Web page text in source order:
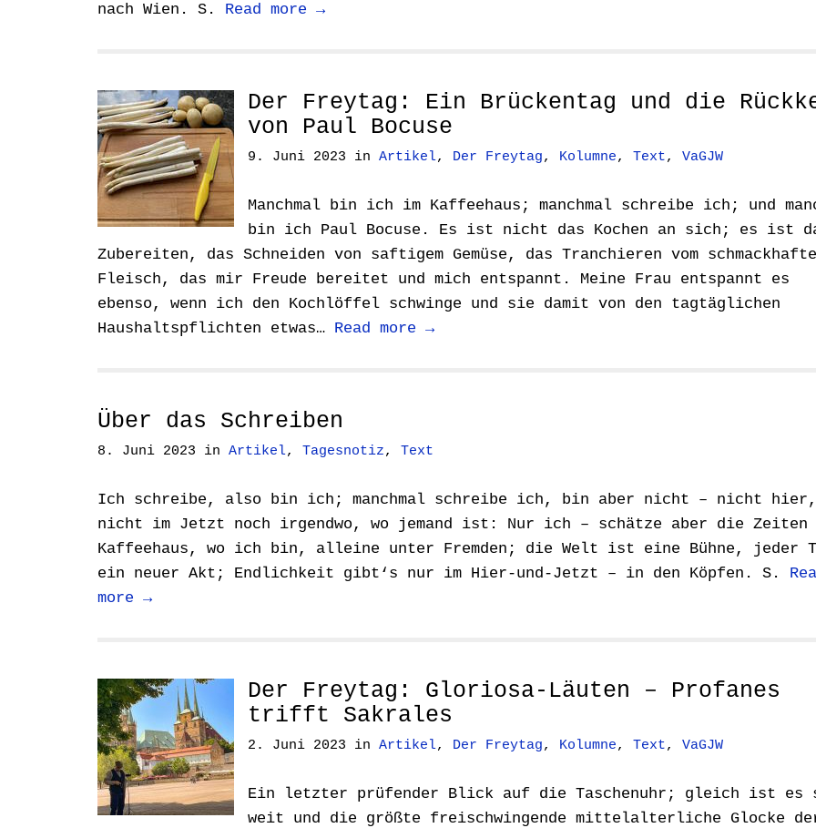
nach Wien. S. Read more →
Der Freytag: Ein Brückentag und die
von Paul Bocuse
9. Juni 2023 in Artikel, Der Freytag, Kolumne, Text, VaGJW
Manchmal bin ich im Kaffeehaus; manchmal schreibe ich; und
bin ich Paul Bocuse. Es ist nicht das Kochen an sich; es ist
Zubereiten, das Schneiden von saftigem Gemüse, das Tranchieren vom
Fleisch, das mir Freude bereitet und mich entspannt. Meine Frau entspannt es
ebenso, wenn ich den Kochlöffel schwinge und sie damit von den tagtäglichen
Haushaltspflichten etwas… Read more →
Über das Schreiben
8. Juni 2023 in Artikel, Tagesnotiz, Text
Ich schreibe, also bin ich; manchmal schreibe ich, bin aber nicht – nicht hier,
nicht im Jetzt noch irgendwo, wo jemand ist: Nur ich – schätze aber die Zeiten
Kaffeehaus, wo ich bin, alleine unter Fremden; die Welt ist eine Bühne, jeder
ein neuer Akt; Endlichkeit gibt‘s nur im Hier-und-Jetzt – in den Köpfen. S.
more →
Der Freytag: Gloriosa-Läuten – Profanes
trifft Sakrales
2. Juni 2023 in Artikel, Der Freytag, Kolumne, Text, VaGJW
Ein letzter prüfender Blick auf die Taschenuhr; gleich ist es
weit und die größte freischwingende mittelalterliche Glocke